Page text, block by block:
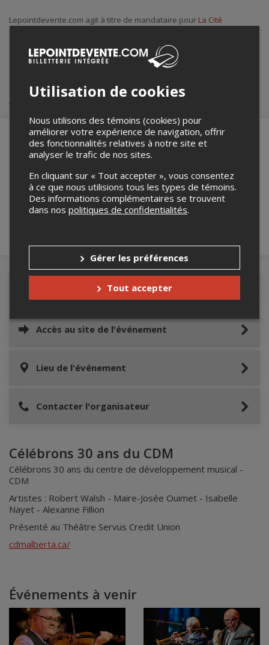
courriel
Lepointdevente.com agit à titre de mandataire pour La Cité
francophonedans le cadre de l’affichage en ligne et la vente de
Pour plus d’information à propos de cet événement, veuillez
contacter l’organisateur de l’événement,La Cité francophone
Achat de billets
robot ci-bas.
Détails de l'événement
Accès au site de l'événement
Lieu de l'événement
Contacter l'organisateur
Célébrons 30 ans du CDM
Célébrons 30 ans du centre de développement musical -
CDM
Artistes : Robert Walsh - Maire-Josée Ouimet - Isabelle
Nayet - Alexanne Fillion
Présenté au Théâtre Servus Credit Union
cdmalberta.ca/
Événements à venir
Utilisation de cookies
Nous utilisons des témoins (cookies) pour
améliorer votre expérience de navigation, offrir
des fonctionnalités relatives à notre site et
analyser le trafic de nos sites.
En cliquant sur « Tout accepter », vous consentez
à ce que nous utilisions tous les types de témoins.
Des informations complémentaires se trouvent
dans nos politiques de confidentialités.
Gérer les préférences
Tout accepter